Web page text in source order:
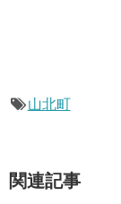
山北町
関連記事